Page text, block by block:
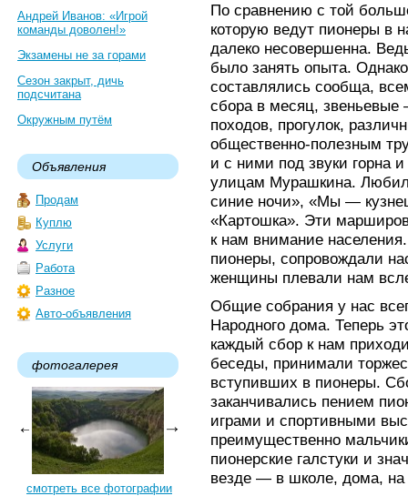
Андрей Иванов: «Игрой
команды доволен!»
Экзамены не за горами
Сезон закрыт, дичь
подсчитана
Окружным путём
Объявления
Продам
Куплю
Услуги
Работа
Разное
Авто-объявления
фотогалерея
смотреть все фотографии
По сравнению с той
которую ведут пионеры в
далеко несовершенна.
было занять опыта.
составлялись сообща,
сбора в месяц,
походов, прогулок,
общественно-полезным
и с ними под звуки горна
улицам Мурашкина.
синие ночи», «Мы —
«Картошка». Эти
к нам внимание
пионеры, сопровождали
женщины плевали нам
Общие собрания у нас
Народного дома. Теперь
каждый сбор к нам
беседы, принимали
вступивших в пионеры.
заканчивались пением
играми и спортивными
преимущественно
пионерские галстуки и
везде — в школе, дома, на